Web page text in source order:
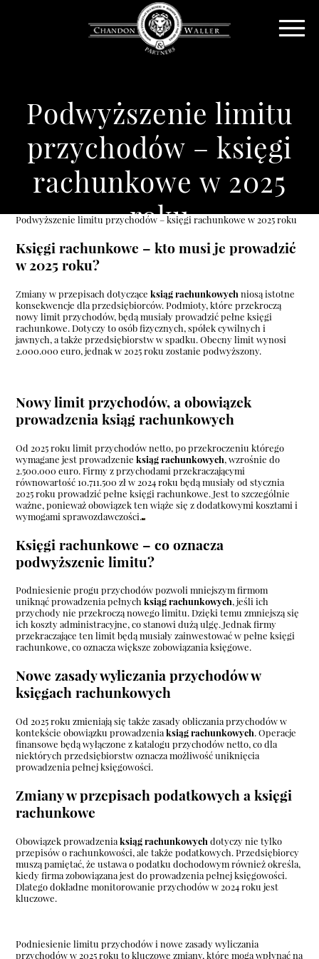
Podwyższenie limitu
przychodów – księgi
rachunkowe w 2025
roku
Podwyższenie limitu przychodów – księgi rachunkowe w 2025 roku
Księgi rachunkowe – kto musi je prowadzić
w 2025 roku?
Zmiany w przepisach dotycząceksiąg rachunkowych niosą istotne
konsekwencje dla przedsiębiorców. Podmioty, które przekroczą
nowy limit przychodów, będą musiały prowadzić pełne księgi
rachunkowe. Dotyczy to osób fizycznych, spółek cywilnych i
jawnych, a także przedsiębiorstw w spadku. Obecny limit wynosi
2.000.000 euro, jednak w 2025 roku zostanie podwyższony.
Nowy limit przychodów, a obowiązek
prowadzenia ksiąg rachunkowych
Od 2025 roku limit przychodów netto, po przekroczeniu którego
wymagane jest prowadzenieksiąg rachunkowych, wzrośnie do
2.500.000 euro. Firmy z przychodami przekraczającymi
równowartość 10.711.500 zł w 2024 roku będą musiały od stycznia
2025 roku prowadzić pełne księgi rachunkowe. Jest to szczególnie
ważne, ponieważ obowiązek ten wiąże się z dodatkowymi kosztami i
wymogami sprawozdawczości.
Księgi rachunkowe – co oznacza
podwyższenie limitu?
Podniesienie progu przychodów pozwoli mniejszym firmom
uniknąć prowadzenia pełnychksiąg rachunkowych, jeśli ich
przychody nie przekroczą nowego limitu. Dzięki temu zmniejszą się
ich koszty administracyjne, co stanowi dużą ulgę. Jednak firmy
przekraczające ten limit będą musiały zainwestować w pełne księgi
rachunkowe, co oznacza większe zobowiązania księgowe.
Nowe zasady wyliczania przychodów w
księgach rachunkowych
Od 2025 roku zmieniają się także zasady obliczania przychodów w
kontekście obowiązku prowadzeniaksiąg rachunkowych. Operacje
finansowe będą wyłączone z katalogu przychodów netto, co dla
niektórych przedsiębiorstw oznacza możliwość uniknięcia
prowadzenia pełnej księgowości.
Zmiany w przepisach podatkowych a księgi
rachunkowe
Obowiązek prowadzeniaksiąg rachunkowych dotyczy nie tylko
przepisów o rachunkowości, ale także podatkowych. Przedsiębiorcy
muszą pamiętać, że ustawa o podatku dochodowym również określa,
kiedy firma zobowiązana jest do prowadzenia pełnej księgowości.
Dlatego dokładne monitorowanie przychodów w 2024 roku jest
kluczowe.
Podniesienie limitu przychodów i nowe zasady wyliczania
przychodów w 2025 roku to kluczowe zmiany, które mogą wpłynąć na